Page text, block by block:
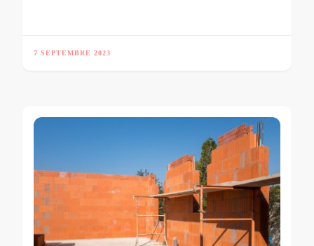
7 SEPTEMBRE 2023